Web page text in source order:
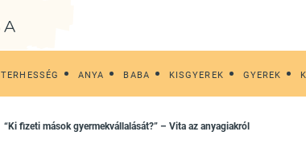
TERHESSÉG ANYA BABA KISGYEREK GYEREK
“Ki fizeti mások gyermekvállalását?” – Vita az anyagiakról